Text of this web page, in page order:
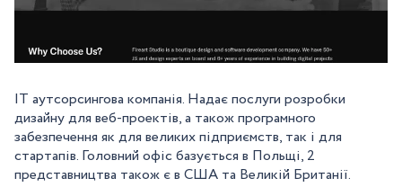
ІТ аутсорсингова компанія. Надає послуги розробки
дизайну для веб-проектів, а також програмного
забезпечення як для великих підприємств, так і для
стартапів. Головний офіс базується в Польщі, 2
представництва також є в США та Великій Британії.